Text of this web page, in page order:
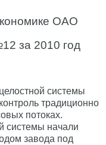
ОАО
за 2010 год
системы
традиционно
потоках.
системы начали
завода под